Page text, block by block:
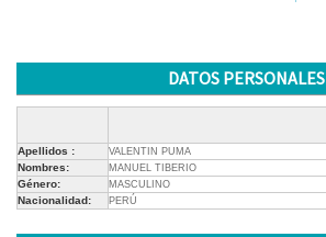
DATOS PERSONALES
Apellidos : VALENTIN PUMA
Nombres: MANUEL TIBERIO
Género: MASCULINO
Nacionalidad: PERÚ